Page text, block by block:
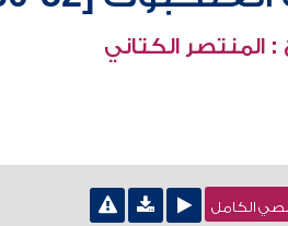
المنتصر الكتاني
الكامل